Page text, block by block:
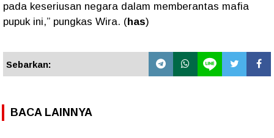
pada keseriusan negara dalam memberantas mafia
pupuk ini,” pungkas Wira. (has)
Sebarkan:
BACA LAINNYA